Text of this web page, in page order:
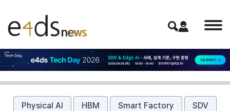
Physical AI HBM Smart Factory SDV